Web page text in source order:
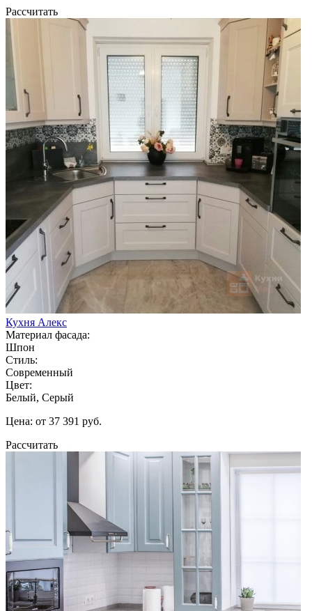
Рассчитать
Кухня Алекс
Материал фасада:
Шпон
Стиль:
Современный
Цвет:
Белый, Серый
Цена: от 37 391 руб.
Рассчитать